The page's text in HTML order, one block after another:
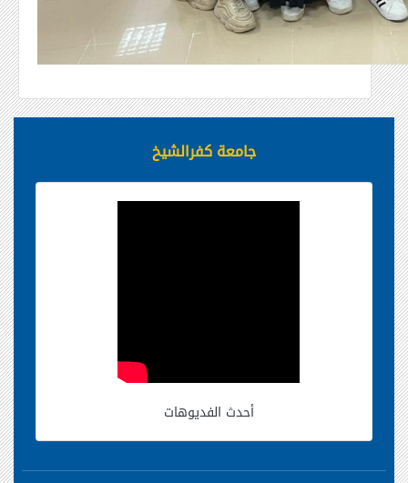
جامعة كفرالشيخ
أحدث الفديوهات